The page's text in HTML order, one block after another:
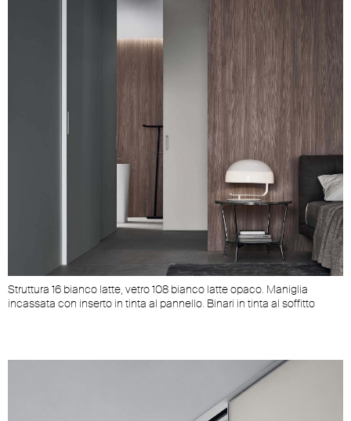
Struttura 16 bianco latte, vetro 108 bianco latte opaco. Maniglia
incassata con inserto in tinta al pannello. Binari in tinta al soffitto